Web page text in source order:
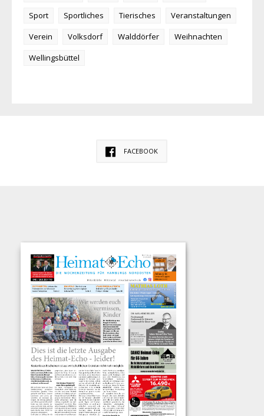
Sport
Sportliches Tierisches
Veranstaltungen
Verein
Volksdorf Walddörfer
Weihnachten
Wellingsbüttel
FACEBOOK